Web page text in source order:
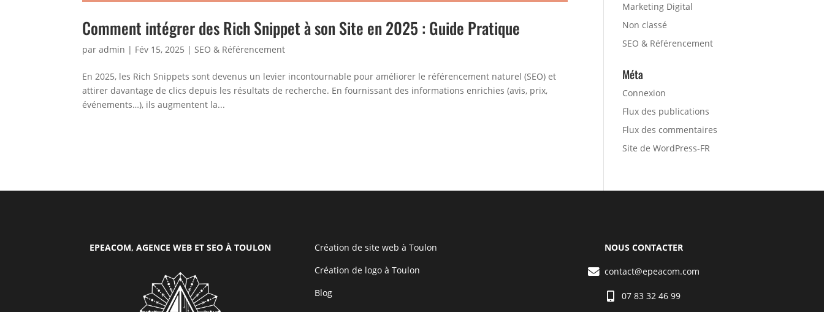
Comment intégrer des Rich Snippet à son Site en 2025 : Guide Pratique
paradmin | Fév 15, 2025 |SEO & Référencement
En 2025, les Rich Snippets sont devenus un levier incontournable pour améliorer le référencement naturel (SEO) et
attirer davantage de clics depuis les résultats de recherche. En fournissant des informations enrichies (avis, prix,
événements…), ils augmentent la...
Marketing Digital
Non classé
SEO & Référencement
Méta
Connexion
Flux des publications
Flux des commentaires
Site de WordPress-FR
EPEACOM, AGENCE WEB ET SEO À TOULON
Création de site web à Toulon
Création de logo à Toulon
Blog
NOUS CONTACTER
contact@epeacom.com
07 83 32 46 99